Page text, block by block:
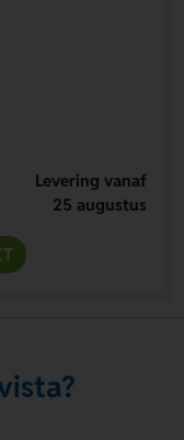
Levering vanaf
25 augustus